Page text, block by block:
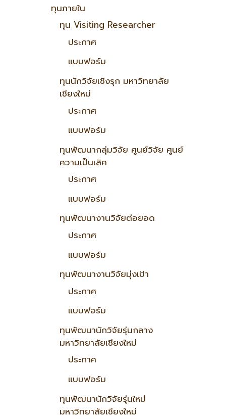
ทุนภายใน
ทุน Visiting Researcher
ประกาศ
แบบฟอร์ม
ทุนนักวิจัยเชิงรุก มหาวิทยาลัย
เชียงใหม่
ประกาศ
แบบฟอร์ม
ทุนพัฒนากลุ่มวิจัย ศูนย์วิจัย ศูนย์
ความเป็นเลิศ
ประกาศ
แบบฟอร์ม
ทุนพัฒนางานวิจัยต่อยอด
ประกาศ
แบบฟอร์ม
ทุนพัฒนางานวิจัยมุ่งเป้า
ประกาศ
แบบฟอร์ม
ทุนพัฒนานักวิจัยรุ่นกลาง
มหาวิทยาลัยเชียงใหม่
ประกาศ
แบบฟอร์ม
ทุนพัฒนานักวิจัยรุ่นใหม่
มหาวิทยาลัยเชียงใหม่